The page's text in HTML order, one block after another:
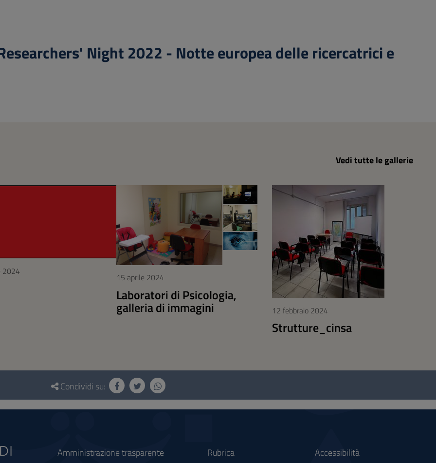
Night 2022 - Notte europea delle ricercatrici e
Vedi tutte le gallerie
2024
15 aprile 2024
Laboratori di Psicologia,
galleria di immagini 12 febbraio 2024
Strutture_cinsa
Condividi su:
Amministrazione trasparente Rubrica Accessibilità